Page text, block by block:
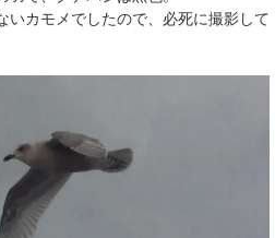
いカモメでしたので、必死に撮影して